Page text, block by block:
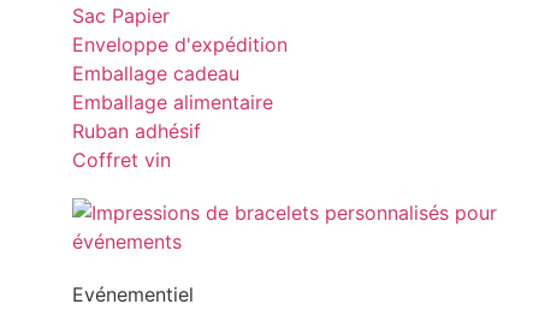
Sac Papier
Enveloppe d'expédition
Emballage cadeau
Emballage alimentaire
Ruban adhésif
Coffret vin
Evénementiel